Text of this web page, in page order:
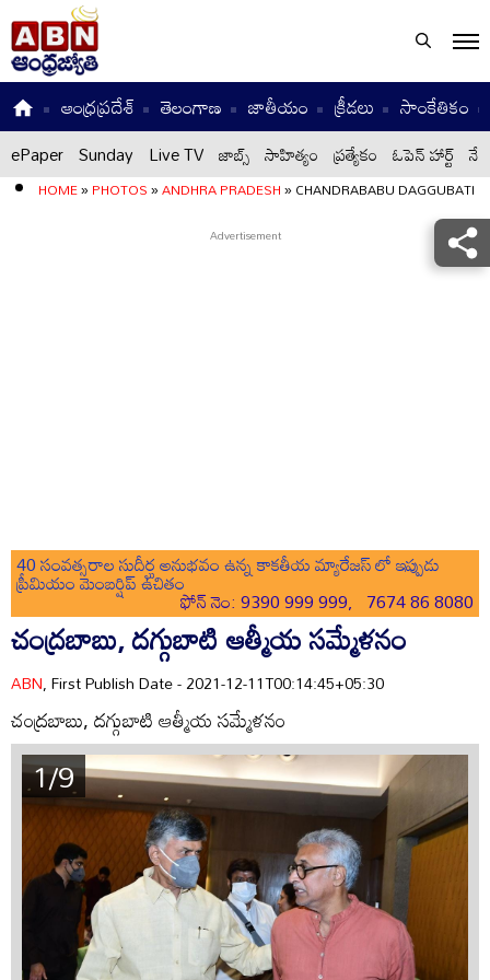
ఆంధ్రప్రదేశ్ తెలంగాణ జాతీయం క్రీడలు సాంకేతికం
ePaper Sunday Live TV జాబ్స్ సాహిత్యం ప్రత్యేకం ఓపెన్ హార్ట్
HOME»PHOTOS»ANDHRA PRADESH»CHANDRABABU DAGGUBATI
40 సంవత్సరాల సుదీర్ఘ అనుభవం ఉన్న కాకతీయ మ్యారేజస్ లో ఇప్పుడు
ప్రీమియం మెంబర్షిప్ ఉచితం
ఫోన్ నెం: 9390 999 999, 7674 86 8080
చంద్రబాబు, దగ్గుబాటి ఆత్మీయ సమ్మేళనం
ABN, First Publish Date - 2021-12-11T00:14:45+05:30
చంద్రబాబు, దగ్గుబాటి ఆత్మీయ సమ్మేళనం
1/9